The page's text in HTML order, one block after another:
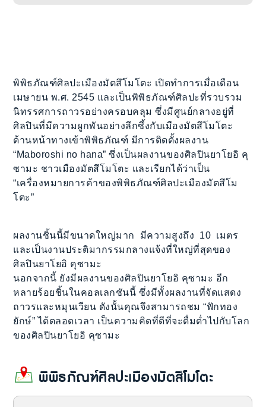
พิพิธภัณฑ์ศิลปะเมืองมัตสึโมโตะ เปิดทำการเมื่อเดือน
เมษายน พ.ศ. 2545 และเป็นพิพิธภัณฑ์ศิลปะที่รวบรวม
นิทรรศการถาวรอย่างครอบคลุม ซึ่งมีศูนย์กลางอยู่ที่
ศิลปินที่มีความผูกพันอย่างลึกซึ้งกับเมืองมัตสึโมโตะ
ด้านหน้าทางเข้าพิพิธภัณฑ์ มีการติดตั้งผลงาน
“Maboroshi no hana” ซึ่งเป็นผลงานของศิลปินยาโยอิ คุ
ซามะ ชาวเมืองมัตสึโมโตะ และเรียกได้ว่าเป็น
“เครื่องหมายการค้าของพิพิธภัณฑ์ศิลปะเมืองมัตสึโม
โตะ”
ผลงานชิ้นนี้มีขนาดใหญ่มาก มีความสูงถึง 10 เมตร
และเป็นงานประติมากรรมกลางแจ้งที่ใหญ่ที่สุดของ
ศิลปินยาโยอิ คุซามะ
นอกจากนี้ ยังมีผลงานของศิลปินยาโยอิ คุซามะ อีก
หลายร้อยชิ้นในคอลเลกชันนี้ ซึ่งมีทั้งผลงานที่จัดแสดง
ถาวรและหมุนเวียน ดังนั้นคุณจึงสามารถชม “ฟักทอง
ยักษ์” ได้ตลอดเวลา เป็นความคิดที่ดีที่จะดื่มด่ำไปกับโลก
ของศิลปินยาโยอิ คุซามะ
พิพิธภัณฑ์ศิลปะเมืองมัตสึโมโตะ